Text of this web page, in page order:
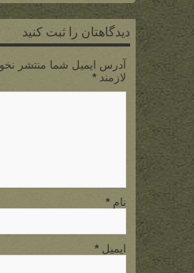
دیدگاهتان را ثبت کنید
آدرس ایمیل شما منتشر
لازمند *
نام *
ایمیل *